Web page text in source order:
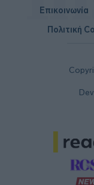
Επικοινωνία
Πολιτική